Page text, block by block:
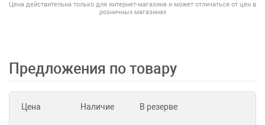
Цена действительна только для интернет-магазина и может отличаться от цен в
розничных магазинах
Предложения по товару
Цена Наличие В резерве